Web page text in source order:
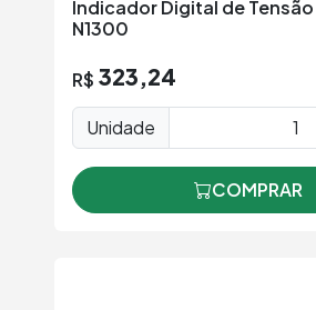
Indicador Digital de Tensão
N1300
R$ 323,24
Unidade
COMPRAR